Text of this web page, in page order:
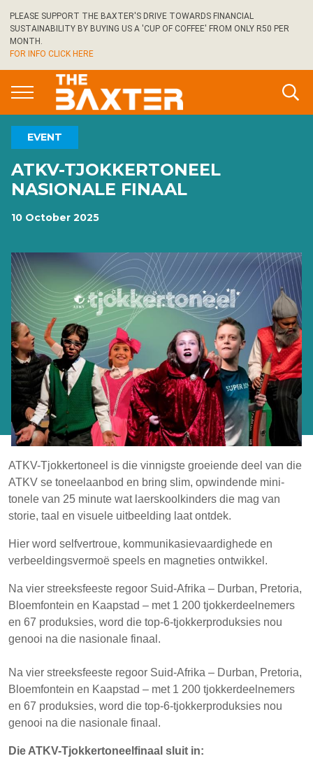
to
main
content
PLEASE SUPPORT THE BAXTER'S DRIVE TOWARDS FINANCIAL
SUSTAINABILITY BY BUYING US A 'CUP OF COFFEE' FROM ONLY R50 PER
MONTH.
FOR INFO CLICK HERE
EVENT
ATKV-TJOKKERTONEEL
NASIONALE FINAAL
10 October 2025
ATKV-Tjokkertoneel is die vinnigste groeiende deel van die
ATKV se toneelaanbod en bring slim, opwindende mini-
tonele van 25 minute wat laerskoolkinders die mag van
storie, taal en visuele uitbeelding laat ontdek.
Hier word selfvertroue, kommunikasievaardighede en
verbeeldingsvermoë speels en magneties ontwikkel.
Na vier streeksfeeste regoor Suid-Afrika – Durban, Pretoria,
Bloemfontein en Kaapstad – met 1 200 tjokkerdeelnemers
en 67 produksies, word die top-6-tjokkerproduksies nou
genooi na die nasionale finaal.
Na vier streeksfeeste regoor Suid-Afrika – Durban, Pretoria,
Bloemfontein en Kaapstad – met 1 200 tjokkerdeelnemers
en 67 produksies, word die top-6-tjokkerproduksies nou
genooi na die nasionale finaal.
Die ATKV-Tjokkertoneelfinaal sluit in: